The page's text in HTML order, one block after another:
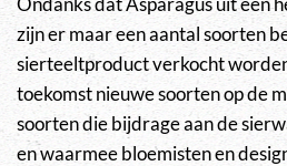
zijn er maar een aantal soorten
sierteeltproduct verkocht
toekomst nieuwe soorten op de
soorten die bijdrage aan de
en waarmee bloemisten en